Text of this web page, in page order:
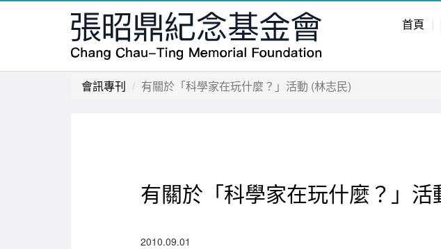
首頁
會訊專刊 有關於「科學家在玩什麼？」活動 (林志民)
有關於「科學家在玩什麼？」活
2010.09.01